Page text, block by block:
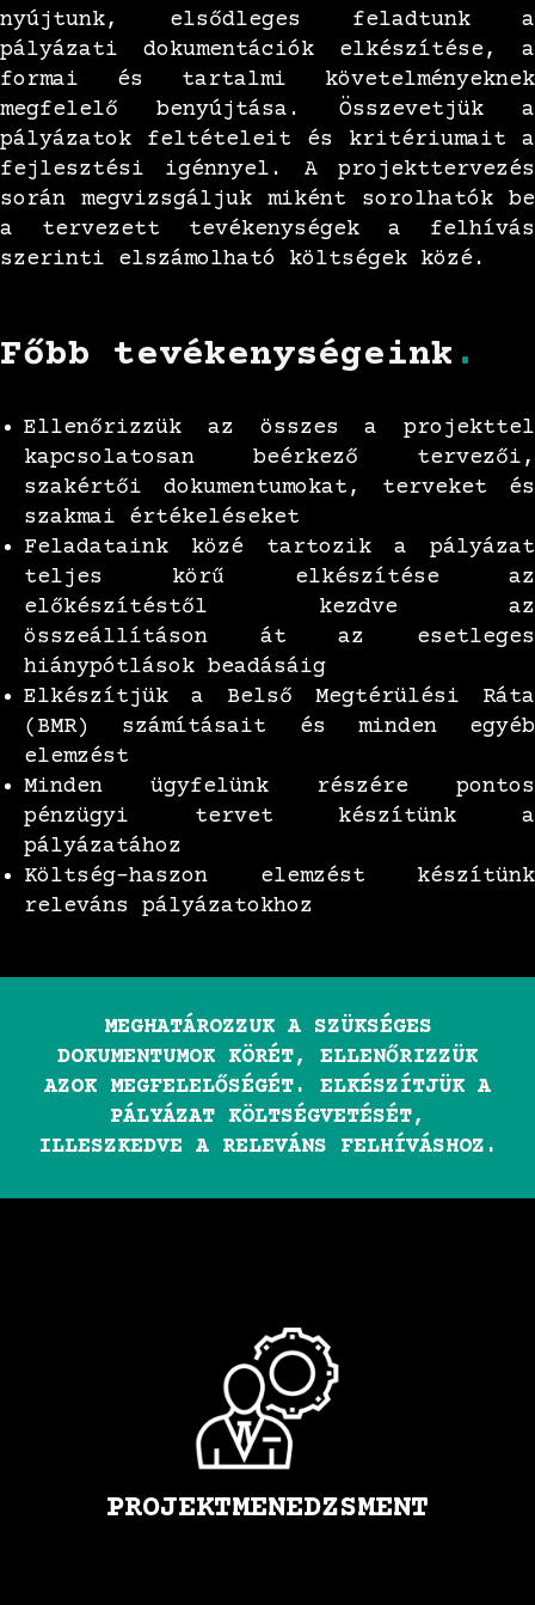
nyújtunk, elsődleges feladtunk a
pályázati dokumentációk elkészítése, a
formai és tartalmi követelményeknek
megfelelő benyújtása. Összevetjük a
pályázatok feltételeit és kritériumait a
fejlesztési igénnyel. A projekttervezés
során megvizsgáljuk miként sorolhatók be
a tervezett tevékenységek a felhívás
szerinti elszámolható költségek közé.
Főbb tevékenységeink .
Ellenőrizzük az összes a projekttel
kapcsolatosan beérkező tervezői,
szakértői dokumentumokat, terveket és
szakmai értékeléseket
Feladataink közé tartozik a pályázat
teljes körű elkészítése az
előkészítéstől kezdve az
összeállításon át az esetleges
hiánypótlások beadásáig
Elkészítjük a Belső Megtérülési Ráta
(BMR) számításait és minden egyéb
elemzést
Minden ügyfelünk részére pontos
pénzügyi tervet készítünk a
pályázatához
Költség-haszon elemzést készítünk
releváns pályázatokhoz
MEGHATÁROZZUK A SZÜKSÉGES
DOKUMENTUMOK KÖRÉT, ELLENŐRIZZÜK
AZOK MEGFELELŐSÉGÉT. ELKÉSZÍTJÜK A
PÁLYÁZAT KÖLTSÉGVETÉSÉT,
ILLESZKEDVE A RELEVÁNS FELHÍVÁSHOZ.
PROJEKTMENEDZSMENT